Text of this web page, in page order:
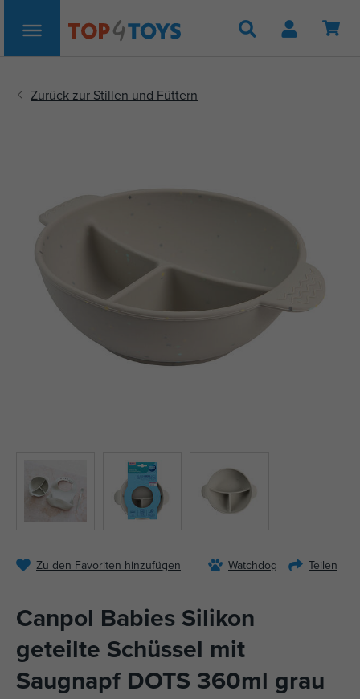
Suche
Zu den Favoriten hinzufügen Watchdog Teilen
Canpol Babies Silikon
geteilte Schüssel mit
Saugnapf DOTS 360ml grau